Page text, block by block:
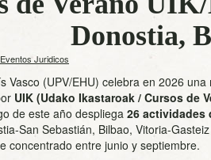
Donostia,
Eventos Juridicos
Vasco (UPV/EHU) celebra en 2026
UIK (Udako Ikastaroak / Cursos de
de este año despliega 26 actividades
San Sebastián, Bilbao, Vitoria-
concentrado entre junio y septiembre.